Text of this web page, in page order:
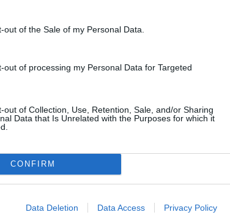
out of the Sale of my Personal Data.
out of processing my Personal Data for Targeted
out of Collection, Use, Retention, Sale, and/or Sharing
Data that Is Unrelated with the Purposes for which it
CONFIRM
Data Deletion Data Access Privacy Policy
dokonać odkupienia win? Wiadomo,
śmiertelna istota ma ograniczone
niczego do tyłu. Człowiek nie jest więc w
Niemniej, może czynić pokutę.
do przebaczenia. Drugim jest